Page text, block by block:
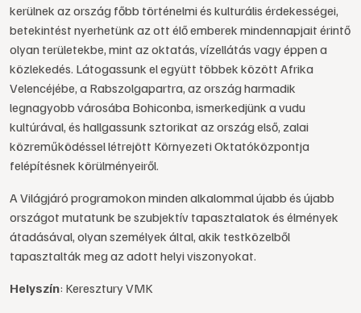
kerülnek az ország főbb történelmi és kulturális érdekességei,
betekintést nyerhetünk az ott élő emberek mindennapjait érintő
olyan területekbe, mint az oktatás, vízellátás vagy éppen a
közlekedés. Látogassunk el együtt többek között Afrika
Velencéjébe, a Rabszolgapartra, az ország harmadik
legnagyobb városába Bohiconba, ismerkedjünk a vudu
kultúrával, és hallgassunk sztorikat az ország első, zalai
közreműködéssel létrejött Környezeti Oktatóközpontja
felépítésnek körülményeiről.
A Világjáró programokon minden alkalommal újabb és újabb
országot mutatunk be szubjektív tapasztalatok és élmények
átadásával, olyan személyek által, akik testközelből
tapasztalták meg az adott helyi viszonyokat.
Helyszín: Keresztury VMK